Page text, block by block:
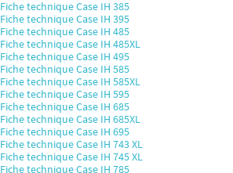
Fiche technique Case IH 385
Fiche technique Case IH 395
Fiche technique Case IH 485
Fiche technique Case IH 485XL
Fiche technique Case IH 495
Fiche technique Case IH 585
Fiche technique Case IH 585XL
Fiche technique Case IH 595
Fiche technique Case IH 685
Fiche technique Case IH 685XL
Fiche technique Case IH 695
Fiche technique Case IH 743 XL
Fiche technique Case IH 745 XL
Fiche technique Case IH 785